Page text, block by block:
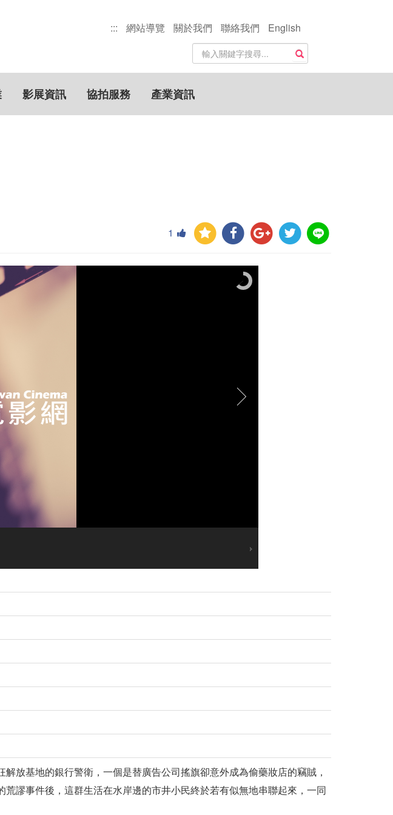
::: 網站導覽 關於我們 聯絡我們
English
站
內
搜
尋
關
鍵
搜尋
影展資訊 協拍服務 產業資訊
1
放基地的銀行警衛，一個是替廣告公司搖旗卻意外成為偷藥妝店的竊賊，
謬事件後，這群生活在水岸邊的市井小民終於若有似無地串聯起來，一同